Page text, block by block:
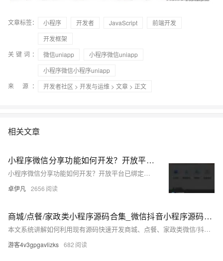
文章标签： 小程序 开发者 JavaScript
前端开发
开发框架
关键词：
微信uniapp
小程序微信uniapp
小程序微信小程序uniapp
来 源：
开发者社区 > 开发与运维 > 文章 > 正文
相关文章
小程序微信分享功能如何开发？开放平台已绑定仍不能使用的问题？-优雅草卓伊凡
小程序微信分享功能如何开发？开放平台已绑定仍不能使用的问题？-优雅草卓伊凡
卓伊凡 2656
商城/点餐/家政类小程序源码合集_微信抖音小程序源码开发从入门到精通实战
本文系统讲解如何利用现有源码快速开发商城、点餐、家政类微信/抖音小程序，涵盖环境搭建、核心功能实现、多平台部署与优化，提供完整技术方案。实战导向，助力开发者高效入门与落地。
游客4v3gpgavlizks 682